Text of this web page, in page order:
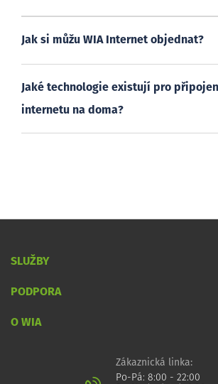
Jak si můžu WIA Internet objednat?
Jaké technologie existují pro
internetu na doma?
SLUŽBY
PODPORA
O WIA
Zákaznická linka:
Po-Pá: 8:00 - 22:00